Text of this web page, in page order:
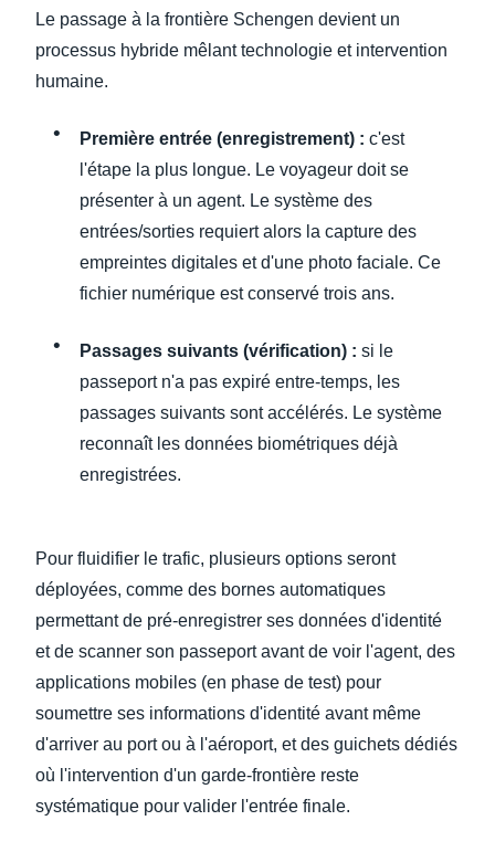
Le passage à la frontière Schengen devient un
processus hybride mêlant technologie et intervention
humaine.
Première entrée (enregistrement) : c'est
l'étape la plus longue. Le voyageur doit se
présenter à un agent. Le système des
entrées/sorties requiert alors la capture des
empreintes digitales et d'une photo faciale. Ce
fichier numérique est conservé trois ans.
Passages suivants (vérification) : si le
passeport n'a pas expiré entre-temps, les
passages suivants sont accélérés. Le système
reconnaît les données biométriques déjà
enregistrées.
Pour fluidifier le trafic, plusieurs options seront
déployées, comme des bornes automatiques
permettant de pré-enregistrer ses données d'identité
et de scanner son passeport avant de voir l'agent, des
applications mobiles (en phase de test) pour
soumettre ses informations d'identité avant même
d'arriver au port ou à l'aéroport, et des guichets dédiés
où l'intervention d'un garde-frontière reste
systématique pour valider l'entrée finale.